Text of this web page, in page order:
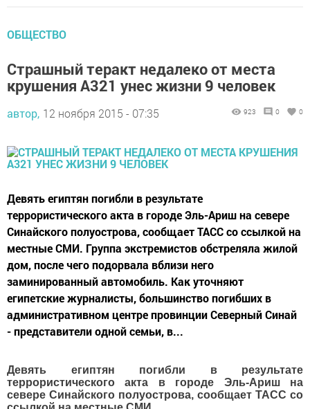
ОБЩЕСТВО
Страшный теракт недалеко от места
крушения А321 унес жизни 9 человек
автор, 12 ноября 2015 - 07:35 923 0 0
Девять египтян погибли в результате
террористического акта в городе Эль-Ариш на севере
Синайского полуострова, сообщает ТАСС со ссылкой на
местные СМИ. Группа экстремистов обстреляла жилой
дом, после чего подорвала вблизи него
заминированный автомобиль. Как уточняют
египетские журналисты, большинство погибших в
административном центре провинции Северный Синай
- представители одной семьи, в...
Девять египтян погибли в результате
террористического акта в городе Эль-Ариш на
севере Синайского полуострова, сообщает ТАСС со